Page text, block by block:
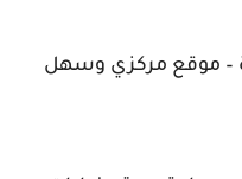
– موقع مركزي وسهل